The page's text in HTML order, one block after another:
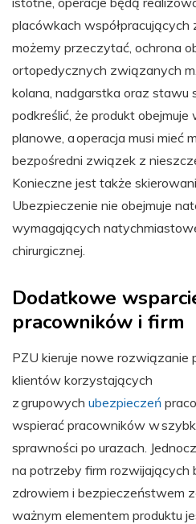
placówkach współpracujących
możemy przeczytać, ochrona
ortopedycznych związanych
kolana, nadgarstka oraz stawu
podkreślić, że produkt obejmuje
planowe, a operacja musi mieć
bezpośredni związek z
Konieczne jest także
Ubezpieczenie nie obejmuje
wymagających
chirurgicznej.
Dodatkowe
pracowników i firm
PZU kieruje nowe rozwiązanie
klientów korzystających
z grupowych ubezpieczeń
wspierać pracowników w
sprawności po urazach.
na potrzeby firm
zdrowiem i bezpieczeństwem
ważnym elementem produktu